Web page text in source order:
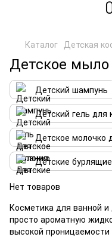
Каталог Детская
Детское мыло
Детский шампунь
Детский гель для
Детское молочко
Детские
Нет товаров
Косметика для ванной
просто ароматную
высокой